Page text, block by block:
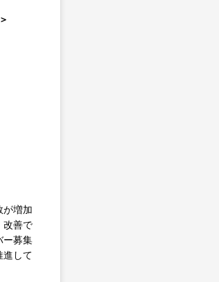
が増加
改善で
ー募集
進して